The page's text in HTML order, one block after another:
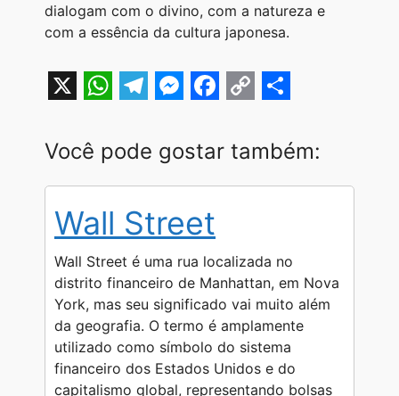
dialogam com o divino, com a natureza e
com a essência da cultura japonesa.
h
a
s
A
p
p
e
l
g
r
a
m
e
s
e
n
g
e
r
a
c
b
o
o
k
o
p
i
n
k
h
a
Você pode gostar também:
Wall Street
Wall Street é uma rua localizada no
distrito financeiro de Manhattan, em Nova
York, mas seu significado vai muito além
da geografia. O termo é amplamente
utilizado como símbolo do sistema
financeiro dos Estados Unidos e do
capitalismo global, representando bolsas